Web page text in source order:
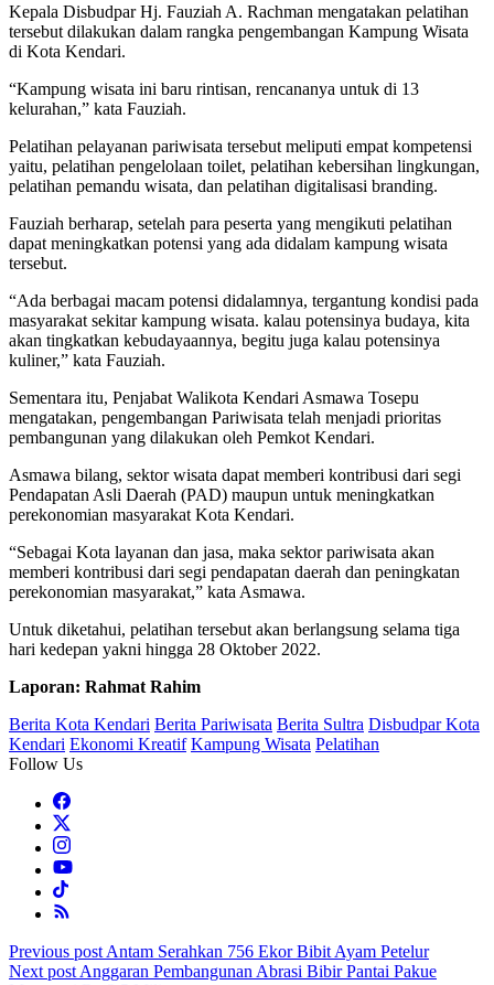
Kepala Disbudpar Hj. Fauziah A. Rachman mengatakan pelatihan
tersebut dilakukan dalam rangka pengembangan Kampung Wisata
di Kota Kendari.
“Kampung wisata ini baru rintisan, rencananya untuk di 13
kelurahan,” kata Fauziah.
Pelatihan pelayanan pariwisata tersebut meliputi empat kompetensi
yaitu, pelatihan pengelolaan toilet, pelatihan kebersihan lingkungan,
pelatihan pemandu wisata, dan pelatihan digitalisasi branding.
Fauziah berharap, setelah para peserta yang mengikuti pelatihan
dapat meningkatkan potensi yang ada didalam kampung wisata
tersebut.
“Ada berbagai macam potensi didalamnya, tergantung kondisi pada
masyarakat sekitar kampung wisata. kalau potensinya budaya, kita
akan tingkatkan kebudayaannya, begitu juga kalau potensinya
kuliner,” kata Fauziah.
Sementara itu, Penjabat Walikota Kendari Asmawa Tosepu
mengatakan, pengembangan Pariwisata telah menjadi prioritas
pembangunan yang dilakukan oleh Pemkot Kendari.
Asmawa bilang, sektor wisata dapat memberi kontribusi dari segi
Pendapatan Asli Daerah (PAD) maupun untuk meningkatkan
perekonomian masyarakat Kota Kendari.
“Sebagai Kota layanan dan jasa, maka sektor pariwisata akan
memberi kontribusi dari segi pendapatan daerah dan peningkatan
perekonomian masyarakat,” kata Asmawa.
Untuk diketahui, pelatihan tersebut akan berlangsung selama tiga
hari kedepan yakni hingga 28 Oktober 2022.
Laporan: Rahmat Rahim
Berita Kota Kendari Berita Pariwisata Berita Sultra Disbudpar Kota
Kendari Ekonomi Kreatif Kampung Wisata Pelatihan
Follow Us
Post
Previous post Antam Serahkan 756 Ekor Bibit Ayam Petelur
Next post Anggaran Pembangunan Abrasi Bibir Pantai Pakue